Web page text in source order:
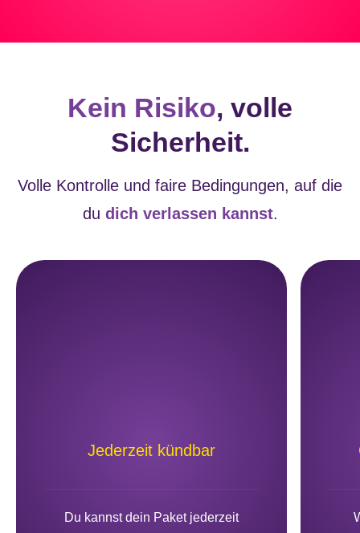
Kein Risiko, volle
Sicherheit.
Volle Kontrolle und faire Bedingungen, auf die
du dich verlassen kannst.
Jederzeit kündbar
Du kannst dein Paket jederzeit